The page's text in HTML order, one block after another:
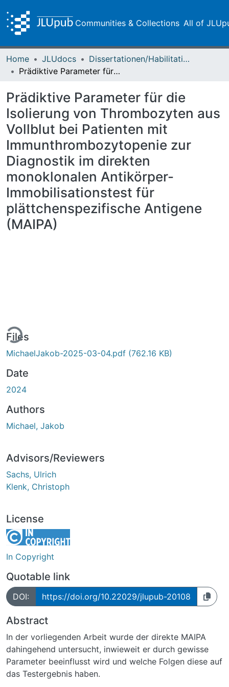
Communities & Collections All of
Home JLUdocs
Dissertationen/Habilitationen
Prädiktive Parameter für die Isolierung von Thrombozyten aus Vollblut bei Patienten mit Immunthrombozytopenie zur Diagnostik im direkten monoklonalen Antikörper-Immobilisationstest für plättchenspezifische Antigene (MAIPA)
Prädiktive Parameter für die
Isolierung von Thrombozyten aus
Vollblut bei Patienten mit
Immunthrombozytopenie zur
Diagnostik im direkten
monoklonalen Antikörper-
Immobilisationstest für
plättchenspezifische Antigene
(MAIPA)
Files
MichaelJakob-2025-03-04.pdf (762.16 KB)
Date
2024
Authors
Michael, Jakob
Advisors/Reviewers
Sachs, Ulrich
Klenk, Christoph
License
In Copyright
Quotable link
DOI: https://doi.org/10.22029/jlupub-20108
Abstract
In der vorliegenden Arbeit wurde der direkte MAIPA
dahingehend untersucht, inwieweit er durch gewisse
Parameter beeinflusst wird und welche Folgen diese auf
das Testergebnis haben.